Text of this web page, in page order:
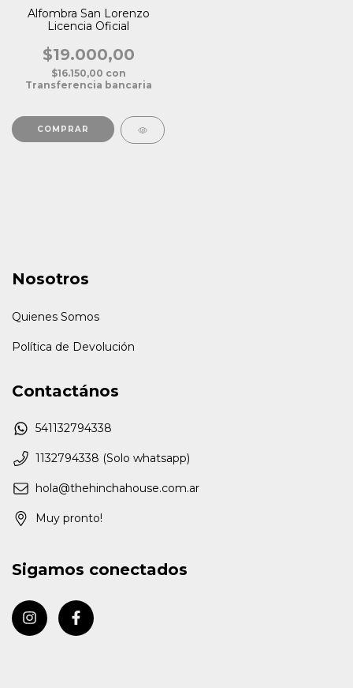
Alfombra San Lorenzo
Licencia Oficial
$19.000,00
$16.150,00 con
Transferencia bancaria
Nosotros
Quienes Somos
Política de Devolución
Contactános
541132794338
1132794338 (Solo whatsapp)
hola@thehinchahouse.com.ar
Muy pronto!
Sigamos conectados